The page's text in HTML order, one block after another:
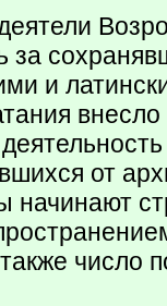
за
и
от
начинают
число